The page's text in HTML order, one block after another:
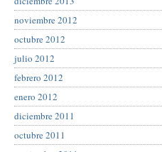
noviembre 2012
octubre 2012
julio 2012
febrero 2012
enero 2012
diciembre 2011
octubre 2011